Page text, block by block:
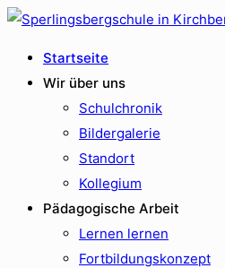
Startseite
Wir über uns
Schulchronik
Bildergalerie
Standort
Kollegium
Pädagogische Arbeit
Lernen lernen
Fortbildungskonzept